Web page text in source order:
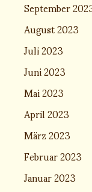
September
August 2023
Juli 2023
Juni 2023
Mai 2023
April 2023
März 2023
Februar 2023
Januar 2023